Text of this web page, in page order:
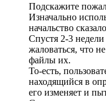
Подскажите
Изначально
начальство
Спустя 2-3 недели
жаловаться, что
файлы их.
То-есть,
находящийся в
его изменяет и